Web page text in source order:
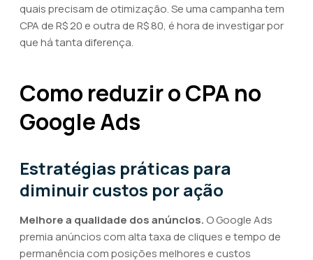
quais precisam de otimização. Se uma campanha tem
CPA de R$ 20 e outra de R$ 80, é hora de investigar por
que há tanta diferença.
Como reduzir o CPA no
Google Ads
Estratégias práticas para
diminuir custos por ação
Melhore a qualidade dos anúncios. O Google Ads
premia anúncios com alta taxa de cliques e tempo de
permanência com posições melhores e custos